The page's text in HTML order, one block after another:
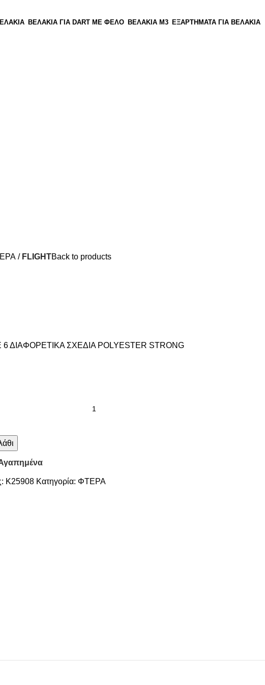
ΒΕΛΑΚΙΑ ΓΙΑ DART ΜΕ ΦΕΛΟ ΒΕΛΑΚΙΑ Μ3 ΕΞΑΡΤΗΜΑΤΑ ΓΙΑ ΒΕΛΑΚΙΑ
FLIGHTBack to products
ΔΙΑΦΟΡΕΤΙΚΑ ΣΧΕΔΙΑ POLYESTER STRONG
K25908 Κατηγορία: ΦΤΕΡΑ